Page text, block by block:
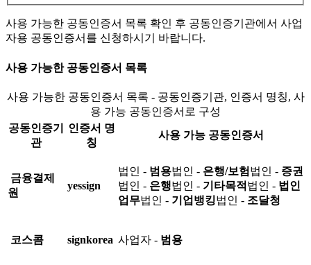
사용 가능한 공동인증서 목록 확인 후 공동인증기관에서 사업
자용 공동인증서를 신청하시기 바랍니다.
사용 가능한 공동인증서 목록
사용 가능한 공동인증서 목록 - 공동인증기관, 인증서 명칭, 사
용 가능 공동인증서로 구성
공동인증기
관
인증서 명
칭
사용 가능 공동인증서
금융결제
원
yessign
법인 - 범용법인 - 은행/보험 법인 - 증권
법인 - 은행법인 - 기타목적 법인 - 법인
업무법인 - 기업뱅킹법인 - 조달청
코스콤 signkorea 사업자 - 범용